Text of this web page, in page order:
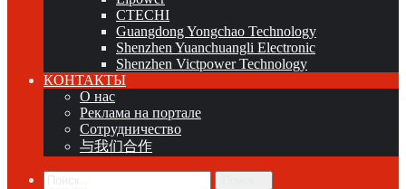
CTECHI
Guangdong Yongchao Technology
Shenzhen Yuanchuangli Electronic
Shenzhen Victpower Technology
КОНТАКТЫ
О нас
Реклама на портале
Сотрудничество
与我们合作